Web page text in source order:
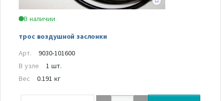
В наличии
трос воздушной заслонки
Арт.
9030-101600
В узле
1 шт.
Вес
0.191 кг